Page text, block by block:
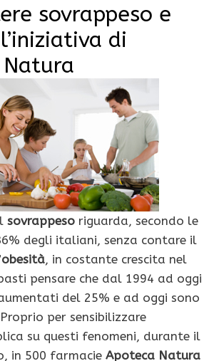
sovrappeso e
di
sovrappeso riguarda, secondo le
degli italiani, senza contare il
obesità, in costante crescita nel
pensare che dal 1994 ad oggi
del 25% e ad oggi sono
per sensibilizzare
su questi fenomeni, durante il
in 500 farmacie Apoteca Natura